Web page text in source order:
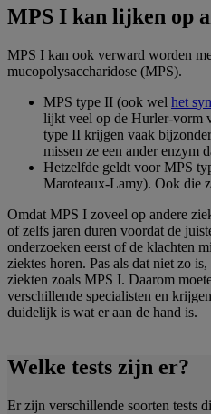
MPS I kan lijken op
MPS I kan ook verward worden
mucopolysaccharidose (MPS).
MPS type II (ook wel het
lijkt veel op de Hurler-vorm
type II krijgen vaak
missen ze een ander enzym
Hetzelfde geldt voor MPS
Maroteaux-Lamy). Ook die
Omdat MPS I zoveel op andere
of zelfs jaren duren voordat de
onderzoeken eerst of de klachten
ziektes horen. Pas als dat niet zo
ziekten zoals MPS I. Daarom
verschillende specialisten en
duidelijk is wat er aan de hand is.
Welke tests zijn er?
Er zijn verschillende soorten tests